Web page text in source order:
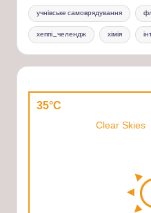
учнівське самоврядування
хеппі_челендж хімія
35°C
Clear Skies